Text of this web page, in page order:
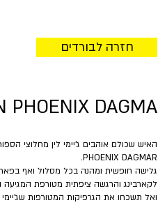
חזרה לבורדים
PHOENIX DAGMA
האיש שכולם אוהבים ג'יימי לין מחלוצי
PHOENIX DAGMAR.
לקארבינג והרגשה ציפתית מטורפת
ואל תשכחו את הגרפיקות המטורפות